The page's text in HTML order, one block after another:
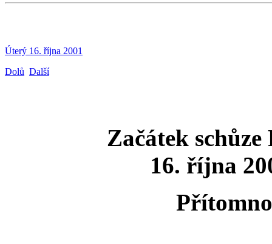
Úterý 16. října 2001
Dolů Další
Začátek schůze
16. října